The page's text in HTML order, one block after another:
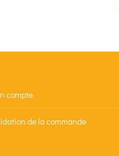
compte
de la commande